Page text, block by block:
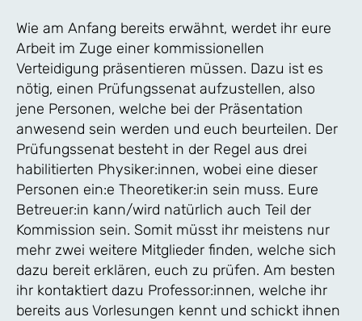
Wie am Anfang bereits erwähnt, werdet ihr eure
Arbeit im Zuge einer kommissionellen
Verteidigung präsentieren müssen. Dazu ist es
nötig, einen Prüfungssenat aufzustellen, also
jene Personen, welche bei der Präsentation
anwesend sein werden und euch beurteilen. Der
Prüfungssenat besteht in der Regel aus drei
habilitierten Physiker:innen, wobei eine dieser
Personen ein:e Theoretiker:in sein muss. Eure
Betreuer:in kann/wird natürlich auch Teil der
Kommission sein. Somit müsst ihr meistens nur
mehr zwei weitere Mitglieder finden, welche sich
dazu bereit erklären, euch zu prüfen. Am besten
ihr kontaktiert dazu Professor:innen, welche ihr
bereits aus Vorlesungen kennt und schickt ihnen